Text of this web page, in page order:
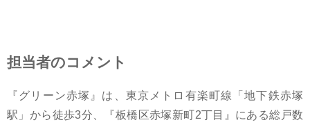
担当者のコメント
『グリーン赤塚』は、東京メトロ有楽町線「地下鉄赤塚
駅」から徒歩3分、『板橋区赤塚新町2丁目』にある総戸数